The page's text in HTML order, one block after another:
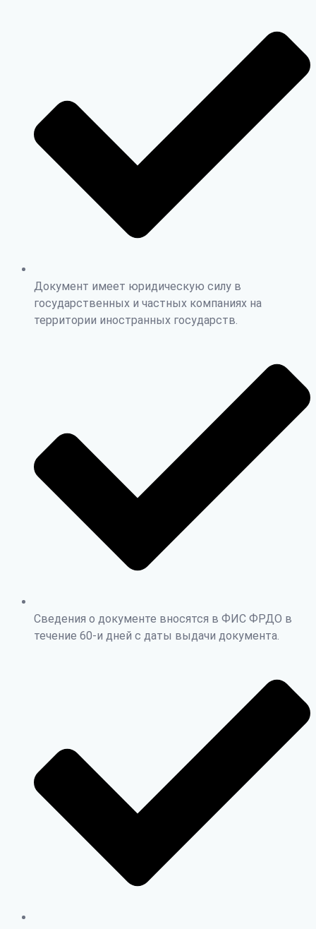
Документ имеет юридическую силу в
государственных и частных компаниях на
территории иностранных государств.
Сведения о документе вносятся в ФИС ФРДО в
течение 60-и дней с даты выдачи документа.